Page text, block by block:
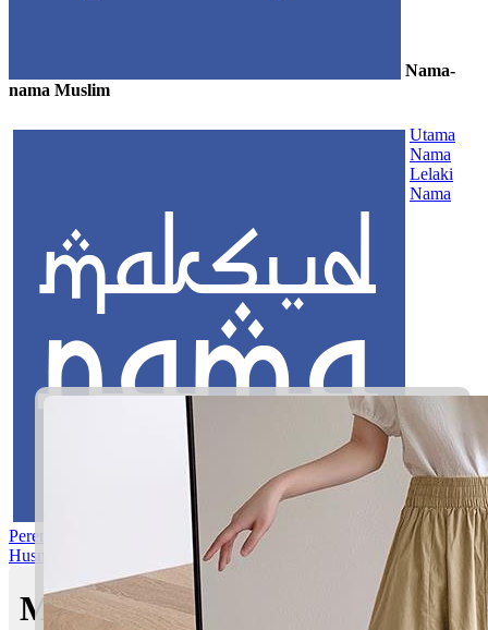
Nama-
nama Muslim
Utama
Nama
Lelaki
Nama
Perempuan Nama Gabungan Nama RasulAsma’ul
Husna
Maksud nama Aimy